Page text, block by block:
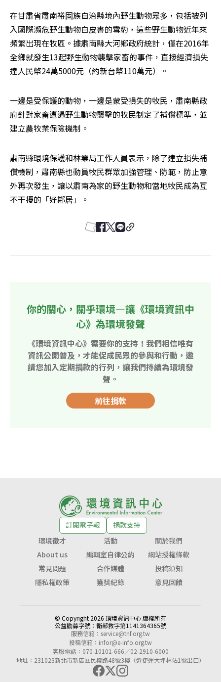
在甘肅省肅南裕固族自治縣境內野生動物眾多，包括被列
入國際瀕危野生動物白皮書的雪豹，這些野生動物近年來
頻繁出現在牧區。據肅南縣大河鄉政府統計，僅在2016年
全鄉就發生13起野生動物襲擊家畜的事件，直接經濟損失
達人民幣24萬5000元（約新台幣110萬元）。
一邊是受保護的動物，一邊是蒙受損失的牧民，肅南縣政
府針對家畜遭遇野生動物襲擊的牧民制定了補償標準，並
建立農牧業保險機制。
肅南縣環境保護和林業局工作人員表示，除了建立損失補
償機制，肅南縣也動員牧民群眾加強管理、防範，防止意
外再次發生，讓以肅南為家的野生動物和當地牧民成為互
不干擾的「好鄰居」。
你的關心，關乎環境—讓《環境資訊中
心》為環境發聲
《環境資訊中心》需要你的支持！我們相信唯有
資訊公開普及，才能促成民眾的參與和行動，邀
請您加入定期捐款的行列，讓我們持續為環境發
聲。
前往捐款
訂閱電子報
捐款支持
環境徵才
活動
關於我們
About us
編輯室自律公約
網站授權條款
常見問題
合作媒體
投稿須知
隱私權政策
獲獎紀錄 意見回饋
© Copyright 2026 環境資訊中心 版權所有
公益勸募字號： 衛部救字第1141364365號
服務信箱： service@tnf.org.tw
投稿信箱： infor@e-info.org.tw
客服電話：070-10101-666／02-2910-6000
地址：231023新北市新店區民權路48號3樓（近捷運大坪林站1號出口）